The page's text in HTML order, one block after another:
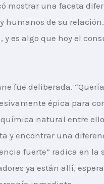
mostrar una faceta
de su
es algo que hoy el
fue deliberada.
épica para
natural entre
y encontrar una
fuerte” radica en la
ya están allí,